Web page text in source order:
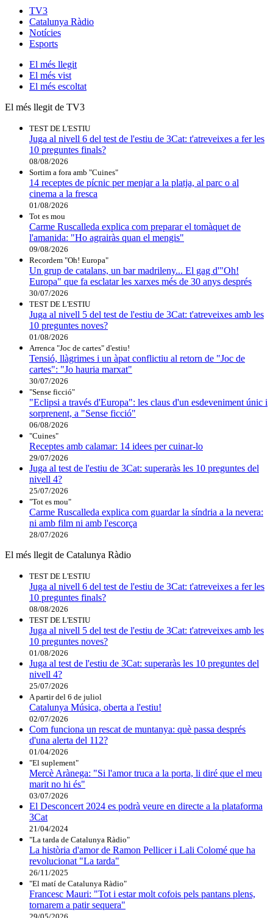
TV3
Catalunya Ràdio
Notícies
Esports
El més llegit
El més vist
El més escoltat
El més llegit de TV3
TEST DE L'ESTIU
Juga al nivell 6 del test de l'estiu de 3Cat: t'atreveixes a fer les
10 preguntes finals?
08/08/2026
Sortim a fora amb "Cuines"
14 receptes de pícnic per menjar a la platja, al parc o al
cinema a la fresca
01/08/2026
Tot es mou
Carme Ruscalleda explica com preparar el tomàquet de
l'amanida: "Ho agrairàs quan el mengis"
09/08/2026
Recordem "Oh! Europa"
Un grup de catalans, un bar madrileny... El gag d'"Oh!
Europa" que fa esclatar les xarxes més de 30 anys després
30/07/2026
TEST DE L'ESTIU
Juga al nivell 5 del test de l'estiu de 3Cat: t'atreveixes amb les
10 preguntes noves?
01/08/2026
Arrenca "Joc de cartes" d'estiu!
Tensió, llàgrimes i un àpat conflictiu al retorn de "Joc de
cartes": "Jo hauria marxat"
30/07/2026
"Sense ficció"
"Eclipsi a través d'Europa": les claus d'un esdeveniment únic i
sorprenent, a "Sense ficció"
06/08/2026
"Cuines"
Receptes amb calamar: 14 idees per cuinar-lo
29/07/2026
Juga al test de l'estiu de 3Cat: superaràs les 10 preguntes del
nivell 4?
25/07/2026
"Tot es mou"
Carme Ruscalleda explica com guardar la síndria a la nevera:
ni amb film ni amb l'escorça
28/07/2026
El més llegit de Catalunya Ràdio
TEST DE L'ESTIU
Juga al nivell 6 del test de l'estiu de 3Cat: t'atreveixes a fer les
10 preguntes finals?
08/08/2026
TEST DE L'ESTIU
Juga al nivell 5 del test de l'estiu de 3Cat: t'atreveixes amb les
10 preguntes noves?
01/08/2026
Juga al test de l'estiu de 3Cat: superaràs les 10 preguntes del
nivell 4?
25/07/2026
A partir del 6 de juliol
Catalunya Música, oberta a l'estiu!
02/07/2026
Com funciona un rescat de muntanya: què passa després
d'una alerta del 112?
01/04/2026
"El suplement"
Mercè Arànega: "Si l'amor truca a la porta, li diré que el meu
marit no hi és"
03/07/2026
El Desconcert 2024 es podrà veure en directe a la plataforma
3Cat
21/04/2024
"La tarda de Catalunya Ràdio"
La història d'amor de Ramon Pellicer i Lali Colomé que ha
revolucionat "La tarda"
26/11/2025
"El matí de Catalunya Ràdio"
Francesc Mauri: "Tot i estar molt cofois pels pantans plens,
tornarem a patir sequera"